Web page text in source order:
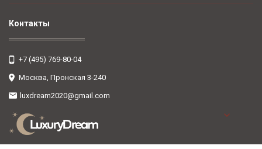
Контакты
+7 (495) 769-80-04
Москва, Пронская 3-240
luxdream2020@gmail.com